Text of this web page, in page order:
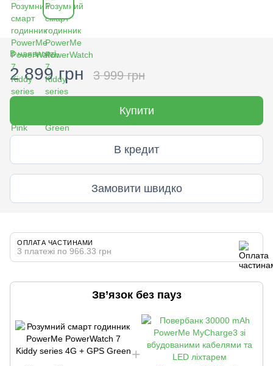
В наявності
2 899 грн 3 999 грн
Купити
В кредит
Замовити швидко
ОПЛАТА ЧАСТИНАМИ
3 платежі по 966.33 грн
Зв’язок без пауз